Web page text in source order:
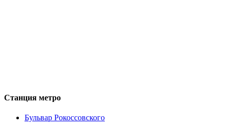
Станция метро
Бульвар Рокоссовского